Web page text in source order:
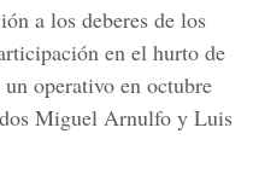
a los deberes de los
en el hurto de
operativo en octubre
Miguel Arnulfo y Luis